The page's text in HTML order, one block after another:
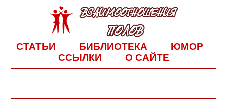
СТАТЬИ БИБЛИОТЕКА
ЮМОР
ССЫЛКИ
О САЙТЕ